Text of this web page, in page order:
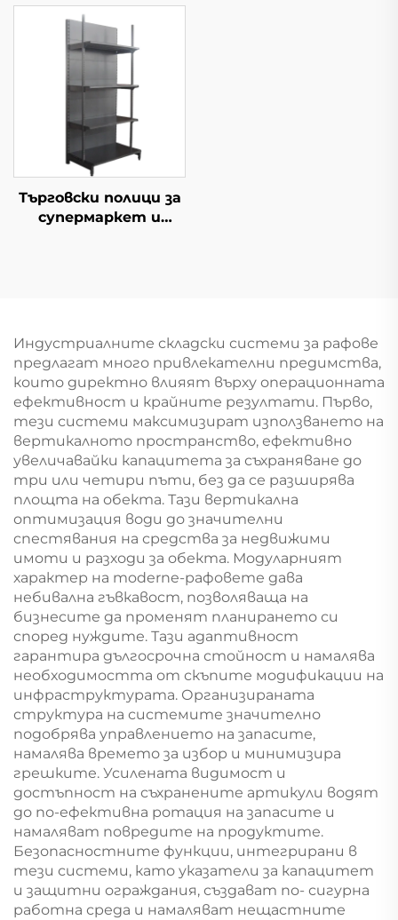
Търговски полици за
супермаркет и
Индустриалните складски системи за рафове
предлагат много привлекателни предимства,
които директно влияят върху операционната
ефективност и крайните резултати. Първо,
тези системи максимизират използването на
вертикалното пространство, ефективно
увеличавайки капацитета за съхраняване до
три или четири пъти, без да се разширява
площта на обекта. Тази вертикална
оптимизация води до значителни
спестявания на средства за недвижими
имоти и разходи за обекта. Модуларният
характер на moderne-рафовете дава
небивална гъвкавост, позволяваща на
бизнесите да променят планирането си
според нуждите. Тази адаптивност
гарантира дългосрочна стойност и намалява
необходимостта от скъпите модификации на
инфраструктурата. Организираната
структура на системите значително
подобрява управлението на запасите,
намалява времето за избор и минимизира
грешките. Усилената видимост и
достъпност на съхранените артикули водят
до по-ефективна ротация на запасите и
намаляват повредите на продуктите.
Безопасностните функции, интегрирани в
тези системи, като указатели за капацитет
и защитни ограждания, създават по- сигурна
работна среда и намаляват нещастните